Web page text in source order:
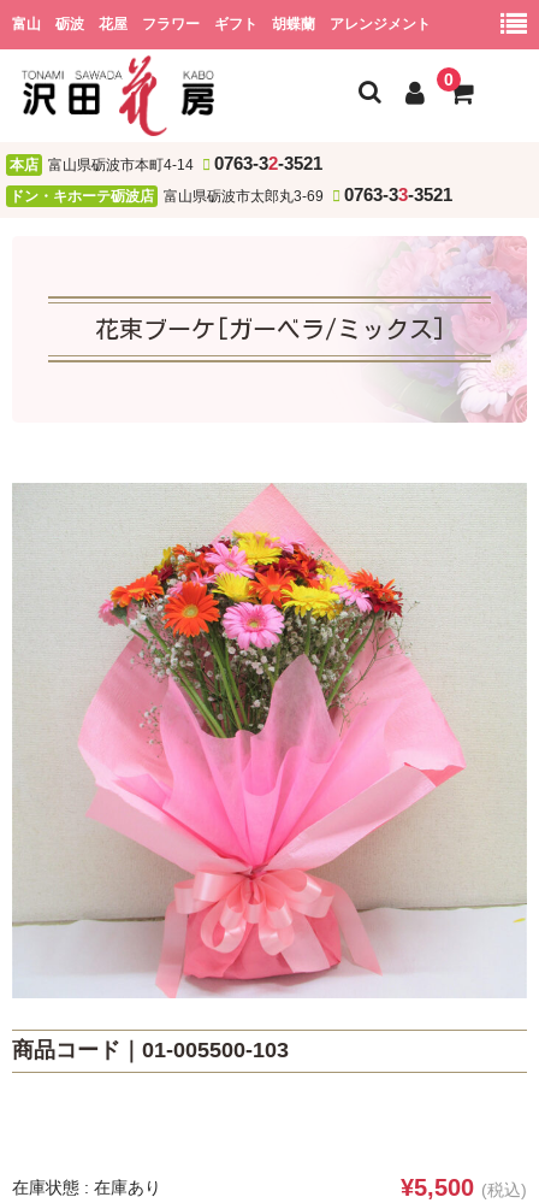
富山 砺波 花屋 フラワー ギフト 胡蝶蘭 アレンジメント
0
ホーム
結婚祝い・結婚記念日
開店・新居・引越し祝い
歓送・昇進・退職祝い
発表会・公演お祝い
お礼・内祝い
出産祝い・お見舞い
お悔やみ・お供え
イエロー・オレンジ
ミックス・その他
本店 富山県砺波市本町4-14 0763-32-3521
ドン・キホーテ砺波店 富山県砺波市太郎丸3-69 0763-33-3521
花束ブーケ[ガーベラ/ミックス]
商品コード｜01-005500-103
在庫状態 : 在庫あり ¥5,500 (税込)